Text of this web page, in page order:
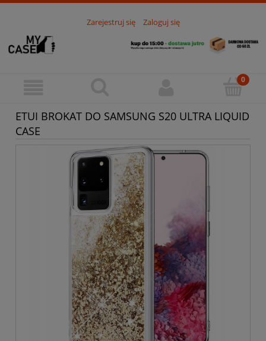
Zarejestruj się Zaloguj się
ETUI BROKAT DO SAMSUNG S20 ULTRA LIQUID
CASE